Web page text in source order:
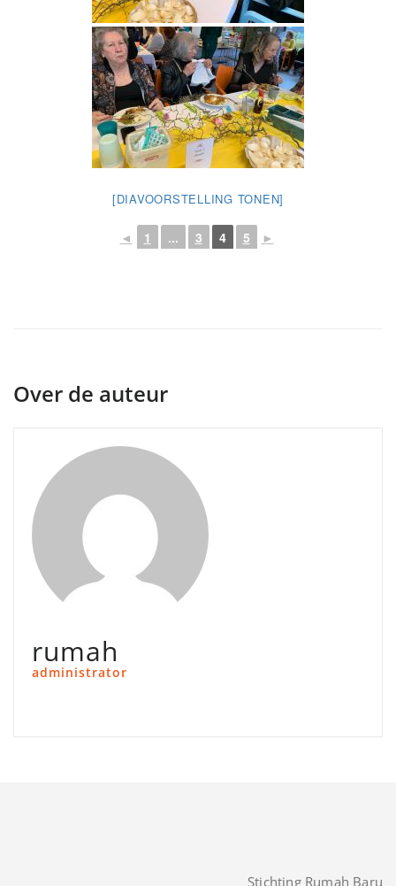
[DIAVOORSTELLING TONEN]
◄ 1 ... 3 4 5 ►
Over de auteur
rumah
administrator
Stichting Rumah Baru